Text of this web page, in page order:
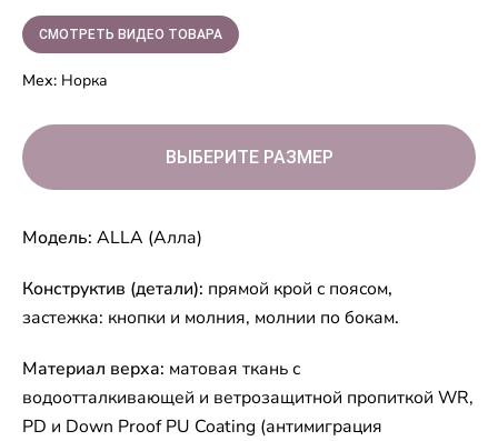
СМОТРЕТЬ ВИДЕО ТОВАРА
Мех: Норка
ВЫБЕРИТЕ РАЗМЕР
Модель: ALLA (Алла)
Конструктив (детали): прямой крой с поясом,
застежка: кнопки и молния, молнии по бокам.
Материал верха: матовая ткань с
водоотталкивающей и ветрозащитной пропиткой WR,
PD и Down Proof PU Coating (антимиграция